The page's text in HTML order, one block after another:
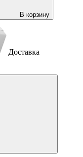
В корзину
Доставка